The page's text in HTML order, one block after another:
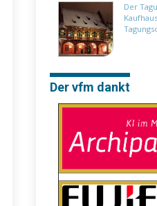
Der
Der vfm dankt